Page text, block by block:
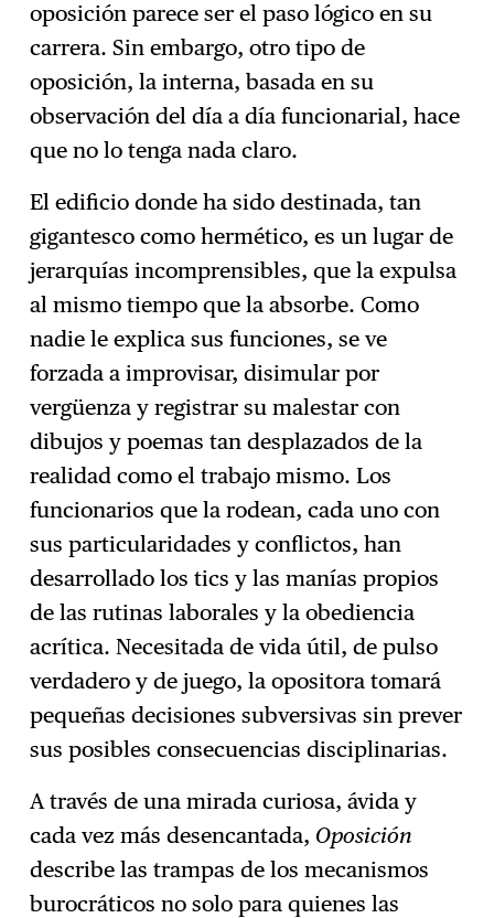
oposición parece ser el paso lógico en su
carrera. Sin embargo, otro tipo de
oposición, la interna, basada en su
observación del día a día funcionarial, hace
que no lo tenga nada claro.
El edificio donde ha sido destinada, tan
gigantesco como hermético, es un lugar de
jerarquías incomprensibles, que la expulsa
al mismo tiempo que la absorbe. Como
nadie le explica sus funciones, se ve
forzada a improvisar, disimular por
vergüenza y registrar su malestar con
dibujos y poemas tan desplazados de la
realidad como el trabajo mismo. Los
funcionarios que la rodean, cada uno con
sus particularidades y conflictos, han
desarrollado los tics y las manías propios
de las rutinas laborales y la obediencia
acrítica. Necesitada de vida útil, de pulso
verdadero y de juego, la opositora tomará
pequeñas decisiones subversivas sin prever
sus posibles consecuencias disciplinarias.
A través de una mirada curiosa, ávida y
cada vez más desencantada, Oposición
describe las trampas de los mecanismos
burocráticos no solo para quienes las